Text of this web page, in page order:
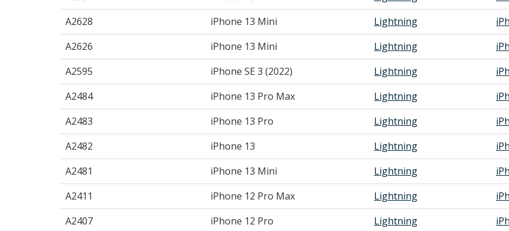
A2628
iPhone 13 Mini Lightning
A2626
iPhone 13 Mini Lightning
A2595
iPhone SE 3 (2022) Lightning
A2484
iPhone 13 Pro Max Lightning
A2483
iPhone 13 Pro Lightning
A2482
iPhone 13 Lightning
A2481
iPhone 13 Mini Lightning
A2411
iPhone 12 Pro Max Lightning
A2407
iPhone 12 Pro Lightning